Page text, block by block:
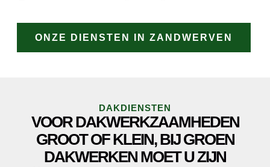
ONZE DIENSTEN IN ZANDWERVEN
DAKDIENSTEN
VOOR DAKWERKZAAMHEDEN
GROOT OF KLEIN, BIJ GROEN
DAKWERKEN MOET U ZIJN